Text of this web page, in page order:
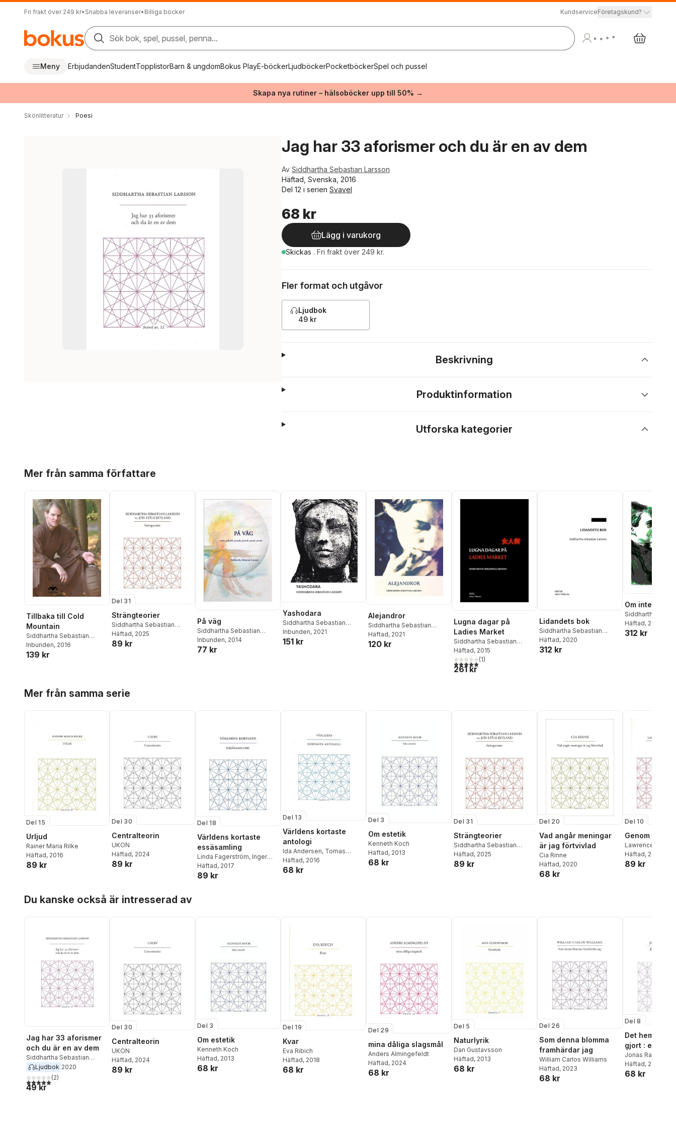
Fri frakt över 249 kr• Snabba leveranser• Billiga böcker KundserviceFöretagskund?
Sök bok, spel, pussel, penna...
Meny ErbjudandenStudentTopplistorBarn & ungdomBokus PlayE-böckerLjudböckerPocketböckerSpel och pussel
Skapa nya rutiner – hälsoböcker upp till 50% →
Skönlitteratur Poesi
Jag har 33 aforismer och du är en av dem
Av Siddhartha Sebastian Larsson
Häftad, Svenska, 2016
Del 12 i serien Svavel
68 kr
Lägg i varukorg
Skickas . Fri frakt över 249 kr.
Fler format och utgåvor
Ljudbok
49 kr
Beskrivning
Produktinformation
Utforska kategorier
Mer från samma författare
Tillbaka till Cold
Mountain
Siddhartha Sebastian
Larsson
Inbunden, 2016
139 kr
Del 31
Strängteorier
Siddhartha Sebastian
Larsson ,Jon Ståle Ritland
Häftad, 2025
89 kr
På väg
Siddhartha Sebastian
Larsson
Inbunden, 2014
77 kr
Yashodara
Siddhartha Sebastian
Larsson
Inbunden, 2021
151 kr
Alejandror
Siddhartha Sebastian
Larsson
Häftad, 2021
120 kr
Lugna dagar på
Ladies Market
Siddhartha Sebastian
Larsson
Häftad, 2015
5,0utav 5 stjärnor. Totalt antal röster:
(1)
261 kr
Lidandets bok
Siddhartha Sebastian
Larsson
Häftad, 2020
312 kr
Om inte /
Siddhartha
Larsson
Häftad, 2022
312 kr
Mer från samma serie
Del 15
Urljud
Rainer Maria Rilke
Häftad, 2016
89 kr
Del 30
Centralteorin
UKON
Häftad, 2024
89 kr
Del 18
Världens kortaste
essäsamling
Linda Fagerström, Inger
Johansson,Björn
Kohlström
Häftad, 2017
89 kr
Del 13
Världens kortaste
antologi
Ida Andersen, Tomas
Bannerhed,Helena Boberg
Jonas Gren
Häftad, 2016
68 kr
Del 3
Om estetik
Kenneth Koch
Häftad, 2013
68 kr
Del 31
Strängteorier
Siddhartha Sebastian
Larsson ,Jon Ståle Ritland
Häftad, 2025
89 kr
Del 20
Vad angår meningar
är jag förtvivlad
Cia Rinne
Häftad, 2020
68 kr
Del 10
Genom
Lawrence
Häftad, 2015
89 kr
Du kanske också är intresserad av
Jag har 33 aforismer
och du är en av dem
Siddhartha Sebastian
Larsson
Ljudbok 2020
5,0utav 5 stjärnor. Totalt antal röster:
(2)
49 kr
Del 30
Centralteorin
UKON
Häftad, 2024
89 kr
Del 3
Om estetik
Kenneth Koch
Häftad, 2013
68 kr
Del 19
Kvar
Eva Ribich
Häftad, 2018
68 kr
Del 29
mina dåliga slagsmål
Anders Almingefeldt
Häftad, 2024
68 kr
Del 5
Naturlyrik
Dan Gustavsson
Häftad, 2013
68 kr
Del 26
Som denna blomma
framhärdar jag
William Carlos Williams
Häftad, 2023
68 kr
Del 8
Det hemska
gjort : en
av MADRS-
Jonas
Häftad, 2015
68 kr